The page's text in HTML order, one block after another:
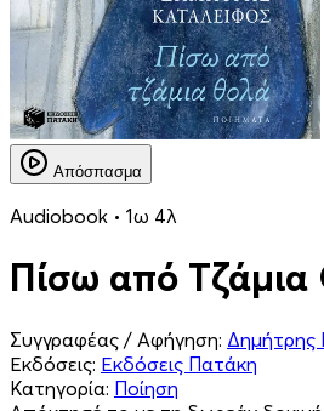
Απόσπασμα
Audiobook • 1ω 4λ
Πίσω από
Συγγραφέας / Αφήγηση: Δημήτρης
Εκδόσεις: Εκδόσεις Πατάκη
Κατηγορία: Ποίηση